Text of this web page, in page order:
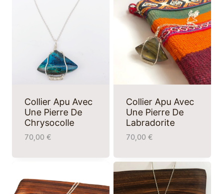
Collier Apu Avec
Une Pierre De
Chrysocolle
70,00 €
Collier Apu Avec
Une Pierre De
Labradorite
70,00 €